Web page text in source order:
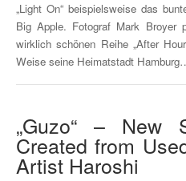
„Light On“ beispielsweise das
Big Apple. Fotograf Mark Broyer
wirklich schönen Reihe „After
Weise seine Heimatstadt
„Guzo“ – New
Created from
Artist Haroshi